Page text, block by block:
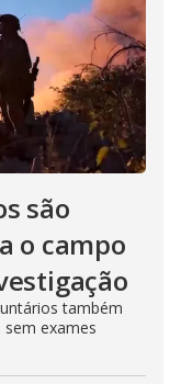
são
o campo
também
exames